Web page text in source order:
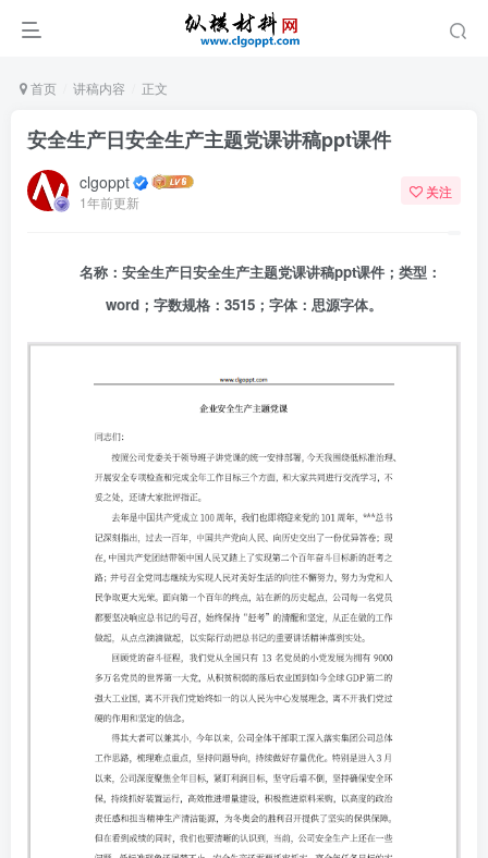
首页 讲稿内容 正文
安全生产日安全生产主题党课讲稿ppt课件
clgoppt
1年前更新
关注
名称：安全生产日安全生产主题党课讲稿ppt课件；类型：
word；字数规格：3515；字体：思源字体。